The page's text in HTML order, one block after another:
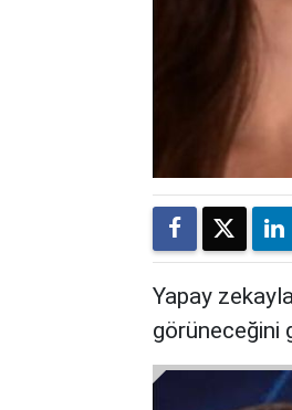
Yapay
görüneceğini